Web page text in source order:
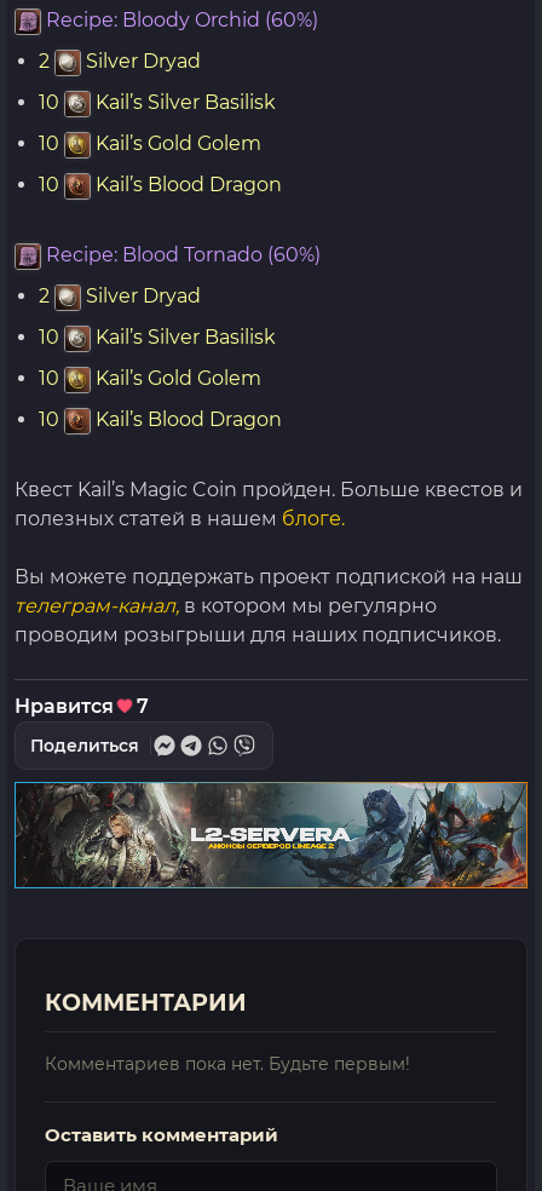
Recipe: Bloody Orchid (60%)
2
Silver Dryad
10
Kail’s Silver Basilisk
10
Kail’s Gold Golem
10
Kail’s Blood Dragon
Recipe: Blood Tornado (60%)
2
Silver Dryad
10
Kail’s Silver Basilisk
10
Kail’s Gold Golem
10
Kail’s Blood Dragon
Квест Kail’s Magic Coin пройден. Больше квестов и
полезных статей в нашем блоге.
Вы можете поддержать проект подпиской на наш
телеграм-канал, в котором мы регулярно
проводим розыгрыши для наших подписчиков.
Нравится 7
Поделиться
КОММЕНТАРИИ
Комментариев пока нет. Будьте первым!
Оставить комментарий